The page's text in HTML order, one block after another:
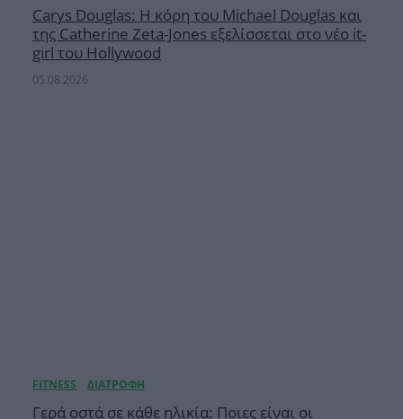
Carys Douglas: Η κόρη τoυ Michael Douglas και
της Catherine Zeta-Jones εξελίσσεται στο νέο it-
girl του Hollywood
05.08.2026
Γερά οστά σε κάθε ηλικία: Ποιες είναι οι